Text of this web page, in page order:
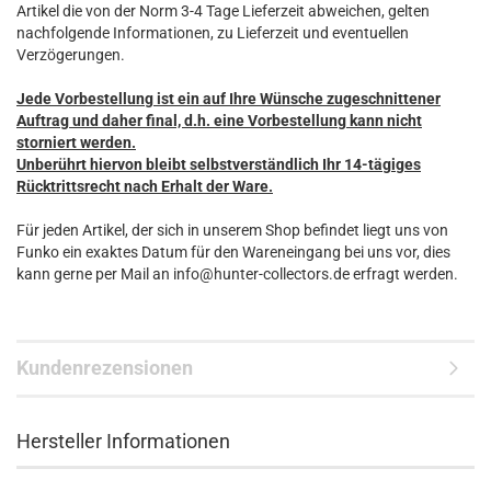
Artikel die von der Norm 3-4 Tage Lieferzeit abweichen, gelten
nachfolgende Informationen, zu Lieferzeit und eventuellen
Verzögerungen.
Jede Vorbestellung ist ein auf Ihre Wünsche zugeschnittener
Auftrag und daher final, d.h. eine Vorbestellung kann nicht
storniert werden.
Unberührt hiervon bleibt selbstverständlich Ihr 14-tägiges
Rücktrittsrecht nach Erhalt der Ware.
Für jeden Artikel, der sich in unserem Shop befindet liegt uns von
Funko ein exaktes Datum für den Wareneingang bei uns vor, dies
kann gerne per Mail an info@hunter-collectors.de erfragt werden.
Kundenrezensionen
Hersteller Informationen